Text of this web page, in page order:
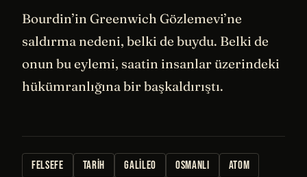
Bourdin’in Greenwich Gözlemevi’ne
saldırma nedeni, belki de buydu. Belki de
onun bu eylemi, saatin insanlar üzerindeki
hükümranlığına bir başkaldırıştı.
FELSEFE TARIH GALILEO OSMANLI
ATOM